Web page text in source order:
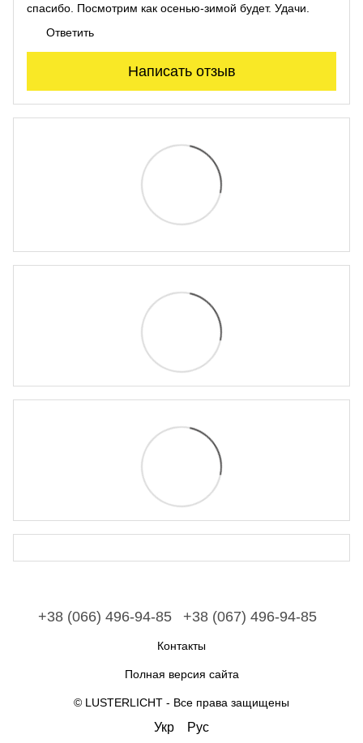
спасибо. Посмотрим как осенью-зимой будет. Удачи.
Ответить
Написать отзыв
+38 (066) 496-94-85 +38 (067) 496-94-85
Контакты
Полная версия сайта
© LUSTERLICHT - Все права защищены
Укр Рус